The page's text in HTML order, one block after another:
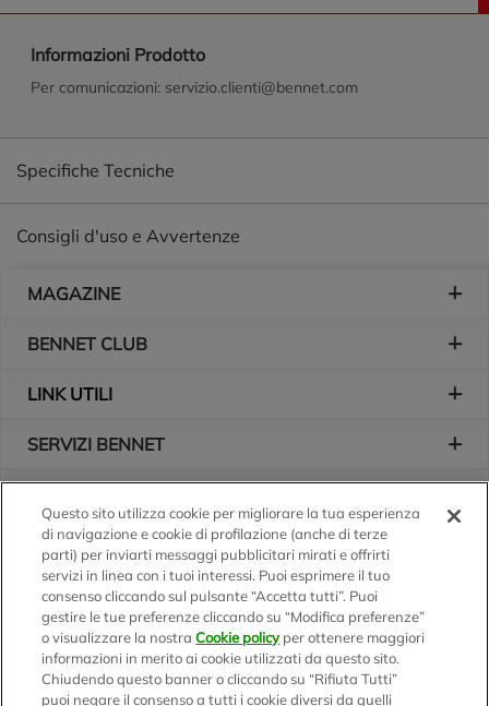
Informazioni Prodotto
Per comunicazioni: servizio.clienti@bennet.com
Specifiche Tecniche
Consigli d'uso e Avvertenze
MAGAZINE
BENNET CLUB
LINK UTILI
SERVIZI BENNET
Logo Bennet
Seguici sui nostri canali
Scarica l'app
Questo sito utilizza cookie per migliorare la tua esperienza
di navigazione e cookie di profilazione (anche di terze
parti) per inviarti messaggi pubblicitari mirati e offrirti
servizi in linea con i tuoi interessi. Puoi esprimere il tuo
consenso cliccando sul pulsante “Accetta tutti”. Puoi
gestire le tue preferenze cliccando su “Modifica preferenze”
o visualizzare la nostraCookie policyper ottenere maggiori
informazioni in merito ai cookie utilizzati da questo sito.
Chiudendo questo banner o cliccando su “Rifiuta Tutti”
puoi negare il consenso a tutti i cookie diversi da quelli